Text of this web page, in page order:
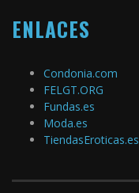
ENLACES
Condonia.com
FELGT.ORG
Fundas.es
Moda.es
TiendasEroticas.es